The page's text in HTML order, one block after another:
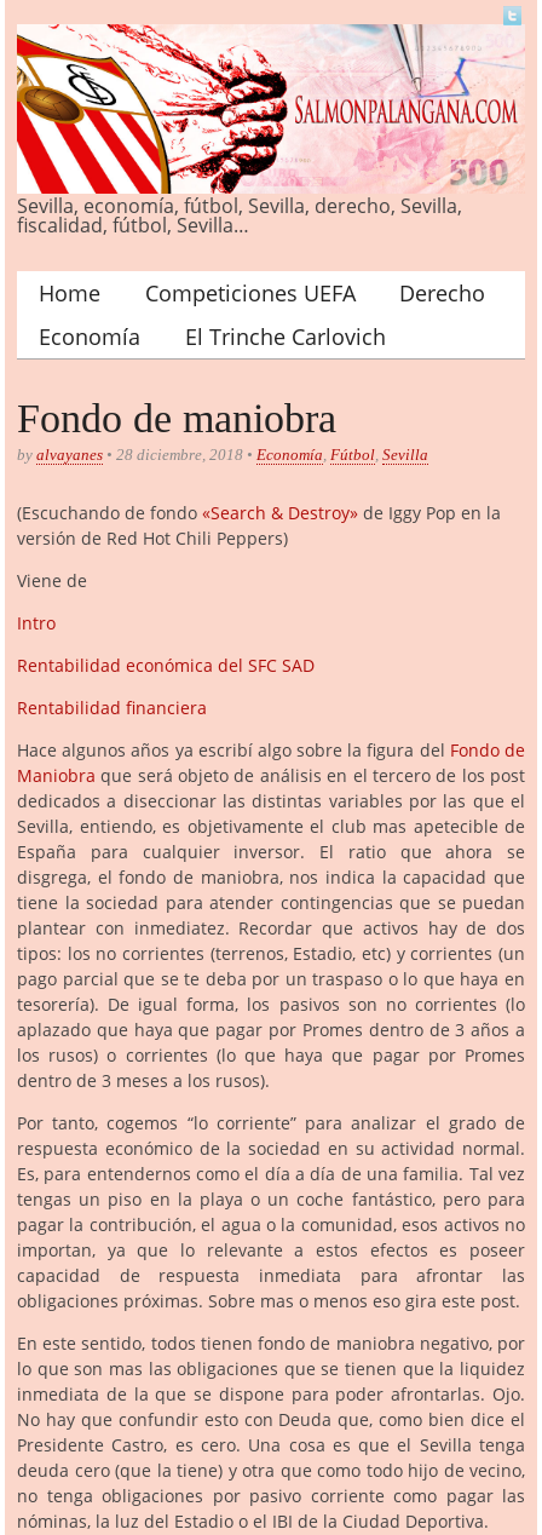
Sevilla, economía, fútbol, Sevilla, derecho, Sevilla,
fiscalidad, fútbol, Sevilla…
Main menu
Home Competiciones UEFA
Derecho
Economía
El Trinche Carlovich
Fondo de maniobra
by alvayanes • 28 diciembre, 2018 • Economía, Fútbol, Sevilla
(Escuchando de fondo «Search & Destroy» de Iggy Pop en la
versión de Red Hot Chili Peppers)
Viene de
Intro
Rentabilidad económica del SFC SAD
Rentabilidad financiera
Hace algunos años ya escribí algo sobre la figura del Fondo de
Maniobra que será objeto de análisis en el tercero de los post
dedicados a diseccionar las distintas variables por las que el
Sevilla, entiendo, es objetivamente el club mas apetecible de
España para cualquier inversor. El ratio que ahora se
disgrega, el fondo de maniobra, nos indica la capacidad que
tiene la sociedad para atender contingencias que se puedan
plantear con inmediatez. Recordar que activos hay de dos
tipos: los no corrientes (terrenos, Estadio, etc) y corrientes (un
pago parcial que se te deba por un traspaso o lo que haya en
tesorería). De igual forma, los pasivos son no corrientes (lo
aplazado que haya que pagar por Promes dentro de 3 años a
los rusos) o corrientes (lo que haya que pagar por Promes
dentro de 3 meses a los rusos).
Por tanto, cogemos “lo corriente” para analizar el grado de
respuesta económico de la sociedad en su actividad normal.
Es, para entendernos como el día a día de una familia. Tal vez
tengas un piso en la playa o un coche fantástico, pero para
pagar la contribución, el agua o la comunidad, esos activos no
importan, ya que lo relevante a estos efectos es poseer
capacidad de respuesta inmediata para afrontar las
obligaciones próximas. Sobre mas o menos eso gira este post.
En este sentido, todos tienen fondo de maniobra negativo, por
lo que son mas las obligaciones que se tienen que la liquidez
inmediata de la que se dispone para poder afrontarlas. Ojo.
No hay que confundir esto con Deuda que, como bien dice el
Presidente Castro, es cero. Una cosa es que el Sevilla tenga
deuda cero (que la tiene) y otra que como todo hijo de vecino,
no tenga obligaciones por pasivo corriente como pagar las
nóminas, la luz del Estadio o el IBI de la Ciudad Deportiva.